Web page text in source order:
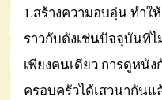
1.สร้างความอบอุ่น ทำ
ราวกับดังเช่นปัจจุบันที่
เพียงคนเดียว การดูหนั
ครอบครัวได้เสวนากัน